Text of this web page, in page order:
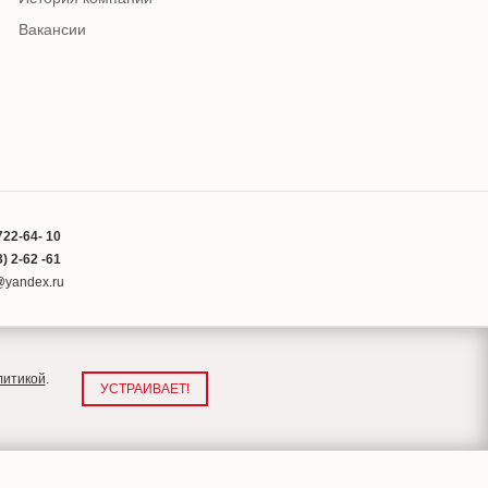
Вакансии
64- 10
2-62 -61
.
УСТРАИВАЕТ!